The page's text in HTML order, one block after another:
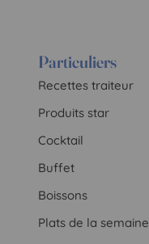
Particuliers
Recettes traiteur
Produits star
Cocktail
Buffet
Boissons
Plats de la semaine